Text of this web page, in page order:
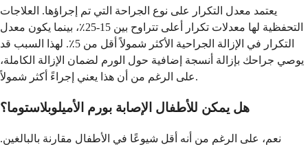
يعتمد معدل التكرار على نوع الجراحة التي تم إجراؤها. العلاجات
التحفظية لها معدلات تكرار أعلى تتراوح بين 15-25٪، بينما يكون معدل
التكرار في الإزالة الجراحية الأكثر شمولاً أقل من 5٪. لهذا السبب قد
يوصي جراحك بإزالة أنسجة إضافية حول الورم لضمان الإزالة الكاملة،
على الرغم من أن هذا يعني إجراءً أكثر شمولاً.
هل يمكن للأطفال الإصابة بورم الأميلوبلاستوما؟
نعم، على الرغم من أنه أقل شيوعًا في الأطفال مقارنة بالبالغين.